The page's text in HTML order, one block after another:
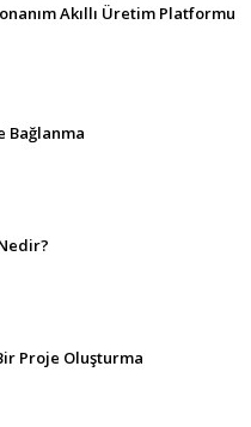
Akıllı Üretim Platformu
Bağlanma
Proje Oluşturma